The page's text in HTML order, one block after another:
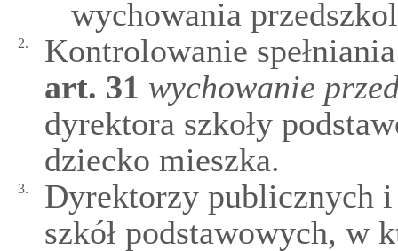
wychowania
2.
Kontrolowanie
art. 31 wychowanie
dyrektora szkoły
dziecko mieszka.
3.
Dyrektorzy publicznych
szkół podstawowych, w